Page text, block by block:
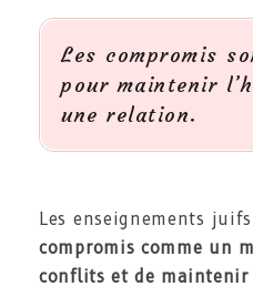
Les compromis
pour maintenir
une relation.
Les enseignements
compromis comme un
conflits et de maintenir